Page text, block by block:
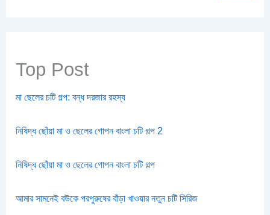
Top Post
মা ছেলের চটি গল্প: বন্ধ দরজার রহস্য
নিষিদ্ধ ছোঁয়া মা ও ছেলের গোপন বাংলা চটি গল্প 2
নিষিদ্ধ ছোঁয়া মা ও ছেলের গোপন বাংলা চটি গল্প
আমার সামনেই বউকে পরপুরুষের বাঁড়া খাওয়ার নতুন চটি সিরিজ